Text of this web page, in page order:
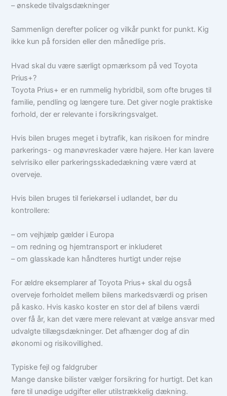
– ønskede tilvalgsdækninger
Sammenlign derefter policer og vilkår punkt for punkt. Kig
ikke kun på forsiden eller den månedlige pris.
Hvad skal du være særligt opmærksom på ved Toyota
Prius+?
Toyota Prius+ er en rummelig hybridbil, som ofte bruges til
familie, pendling og længere ture. Det giver nogle praktiske
forhold, der er relevante i forsikringsvalget.
Hvis bilen bruges meget i bytrafik, kan risikoen for mindre
parkerings- og manøvreskader være højere. Her kan lavere
selvrisiko eller parkeringsskadedækning være værd at
overveje.
Hvis bilen bruges til feriekørsel i udlandet, bør du
kontrollere:
– om vejhjælp gælder i Europa
– om redning og hjemtransport er inkluderet
– om glasskade kan håndteres hurtigt under rejse
For ældre eksemplarer af Toyota Prius+ skal du også
overveje forholdet mellem bilens markedsværdi og prisen
på kasko. Hvis kasko koster en stor del af bilens værdi
over få år, kan det være mere relevant at vælge ansvar med
udvalgte tillægsdækninger. Det afhænger dog af din
økonomi og risikovillighed.
Typiske fejl og faldgruber
Mange danske bilister vælger forsikring for hurtigt. Det kan
føre til unødige udgifter eller utilstrækkelig dækning.